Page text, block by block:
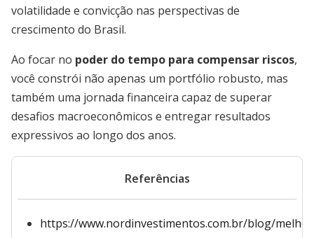
volatilidade e convicção nas perspectivas de
crescimento do Brasil.
Ao focar no poder do tempo para compensar riscos,
você constrói não apenas um portfólio robusto, mas
também uma jornada financeira capaz de superar
desafios macroeconômicos e entregar resultados
expressivos ao longo dos anos.
Referências
https://www.nordinvestimentos.com.br/blog/